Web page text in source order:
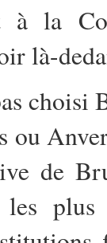
à la
là-
choisi
ou
de
plus